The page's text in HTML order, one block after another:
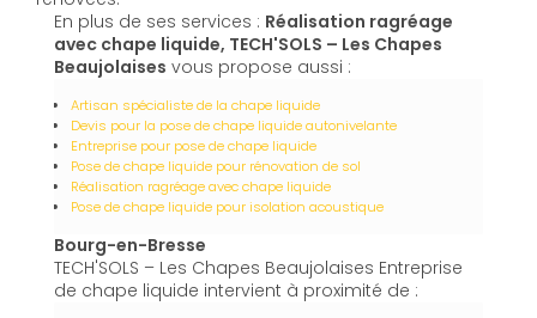
En plus de ses services : Réalisation ragréage
avec chape liquide, TECH'SOLS – Les Chapes
Beaujolaises vous propose aussi :
Artisan spécialiste de la chape liquide
Devis pour la pose de chape liquide autonivelante
Entreprise pour pose de chape liquide
Pose de chape liquide pour rénovation de sol
Réalisation ragréage avec chape liquide
Pose de chape liquide pour isolation acoustique
Bourg-en-Bresse
TECH'SOLS – Les Chapes Beaujolaises Entreprise
de chape liquide intervient à proximité de :